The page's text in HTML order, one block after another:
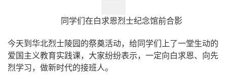
同学们在白求恩烈士纪念馆前合影
今天到华北烈士陵园的祭奠活动，给同学们上了一堂生动的
爱国主义教育实践课，大家纷纷表示，一定向白求恩、向先
烈学习，做新时代的接班人。